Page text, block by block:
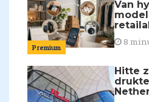
Premium
Van
8
Hitte